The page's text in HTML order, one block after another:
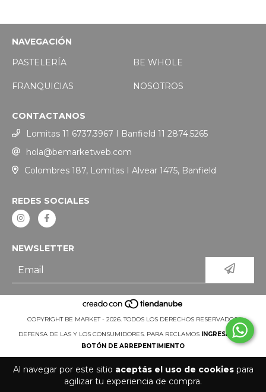
Al navegar por este sitio aceptás el uso de cookiespara
agilizar tu experiencia de compra.
NAVEGACIÓN
PASTELERÍA
BE WHOLE
FRANQUICIAS NOSOTROS
CONTACTANOS
Lomitas 11 6737.3967 I Banfield 11 2874.5265
hola@bemarketweb.com
Colombres 187, Lomitas I Alvear 1475, Banfield
REDES SOCIALES
NEWSLETTER
COPYRIGHT BE MARKET - 2026. TODOS LOS DERECHOS RESERVADOS.
DEFENSA DE LAS Y LOS CONSUMIDORES. PARA RECLAMOS INGRESÁ ACÁ.
BOTÓN DE ARREPENTIMIENTO